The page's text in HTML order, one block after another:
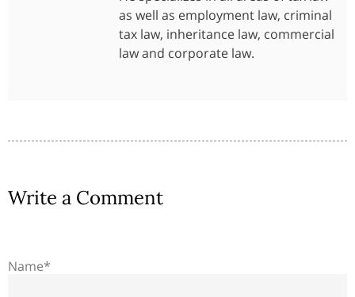
as well as employment law, criminal
tax law, inheritance law, commercial
law and corporate law.
Write a Comment
Name*